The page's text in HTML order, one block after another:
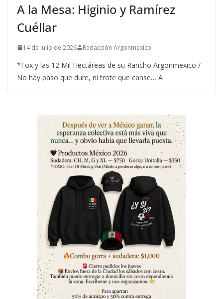
A la Mesa: Higinio y Ramírez
Cuéllar
14 de julio de 2026 Redacción Argonmexico
*Fox y las 12 Mil Hectáreas de su Rancho Argonmexico /
No hay paso que dure, ni trote que canse… A